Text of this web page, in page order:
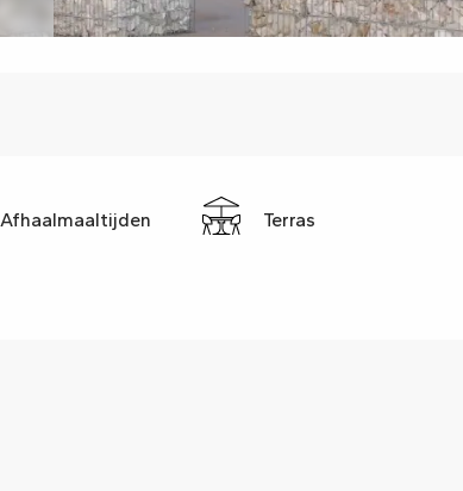
Afhaalmaaltijden Terras